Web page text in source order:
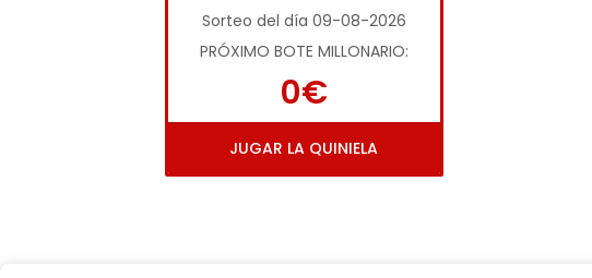
Sorteo del día 09-08-2026
PRÓXIMO BOTE MILLONARIO:
0€
JUGAR LA QUINIELA